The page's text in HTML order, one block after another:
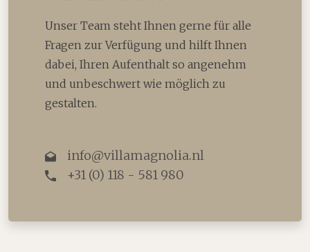
Unser Team steht Ihnen gerne für alle
Fragen zur Verfügung und hilft Ihnen
dabei, Ihren Aufenthalt so angenehm
und unbeschwert wie möglich zu
gestalten.
info@villamagnolia.nl
+31 (0) 118 - 581 980